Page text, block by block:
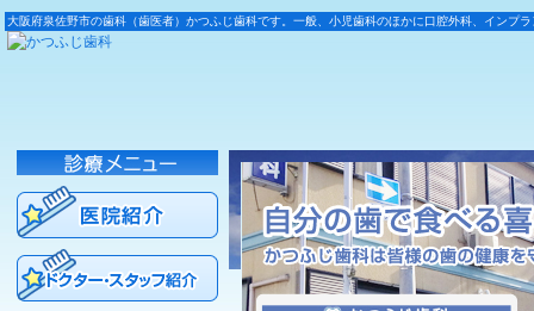
大阪府泉佐野市の歯科（歯医者）かつふじ歯科です。一般、小児歯科のほかに口腔外科、インプ